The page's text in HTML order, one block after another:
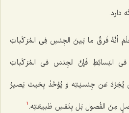
دارد.
أنَّهُ فَرقٌ ما بَینَ الجِنسِ فِى المُرَکّباتِ
فى البَسائِطِ فَإنَّ الجِنسَ فى المُرَکّباتِ
یُجَرَّدَ عَن جِنسیَتِه وَ یُؤخَذَ بِحَیث یَصیرُ
مِنَ الفُصول بَل بِنَفسِ طَبیعَتِه. 1